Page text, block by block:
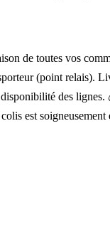
de toutes vos
(point relais).
des
est soigneusement